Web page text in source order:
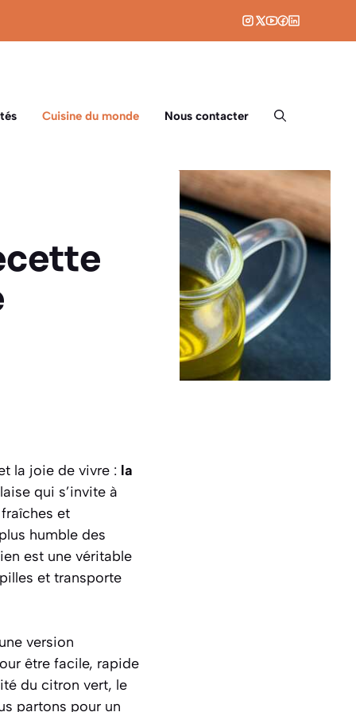
Cuisine du monde Nous contacter
la joie de vivre : la
qui s’invite à
et
humble des
est une véritable
et transporte
version
être facile, rapide
du citron vert, le
partons pour un